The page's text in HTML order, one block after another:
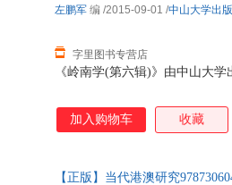
《岭南学(第六辑)》由中山大
字里图书专营店
左鹏军 编 /2015-09-01 /中山大学出
加入购物车 收藏
【正版】当代港澳研究